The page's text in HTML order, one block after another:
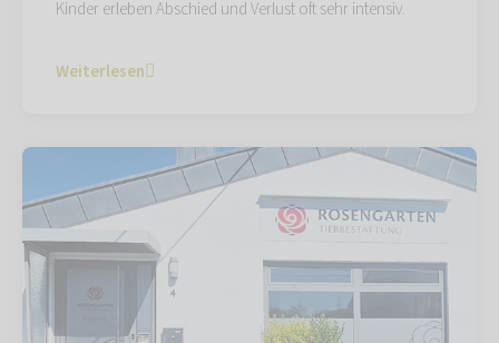
Kinder erleben Abschied und Verlust oft sehr intensiv.
Weiterlesen